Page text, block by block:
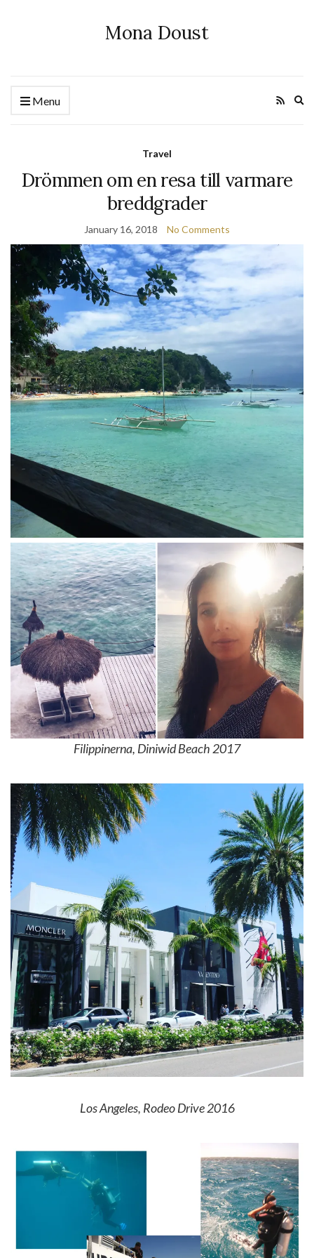
Mona Doust
Menu
Travel
Drömmen om en resa till varmare
breddgrader
January 16, 2018 No Comments
Filippinerna, Diniwid Beach 2017
Los Angeles, Rodeo Drive 2016